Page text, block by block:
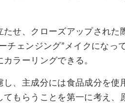
たせ、クローズアップされ
チェンジング”メイクになっ
ラーリングできる。
、主成分には食品成分を使
もらうことを第一に考え、